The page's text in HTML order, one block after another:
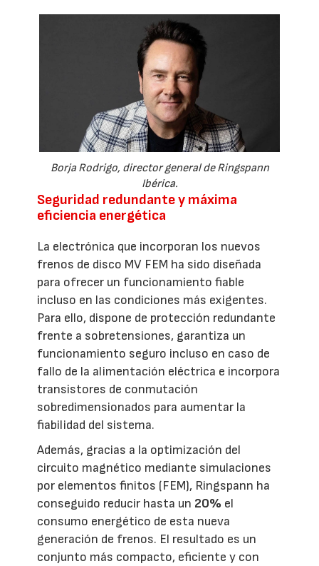
Borja Rodrigo, director general de Ringspann
Ibérica.
Seguridad redundante y máxima
eficiencia energética
La electrónica que incorporan los nuevos
frenos de disco MV FEM ha sido diseñada
para ofrecer un funcionamiento fiable
incluso en las condiciones más exigentes.
Para ello, dispone de protección redundante
frente a sobretensiones, garantiza un
funcionamiento seguro incluso en caso de
fallo de la alimentación eléctrica e incorpora
transistores de conmutación
sobredimensionados para aumentar la
fiabilidad del sistema.
Además, gracias a la optimización del
circuito magnético mediante simulaciones
por elementos finitos (FEM), Ringspann ha
conseguido reducir hasta un 20% el
consumo energético de esta nueva
generación de frenos. El resultado es un
conjunto más compacto, eficiente y con